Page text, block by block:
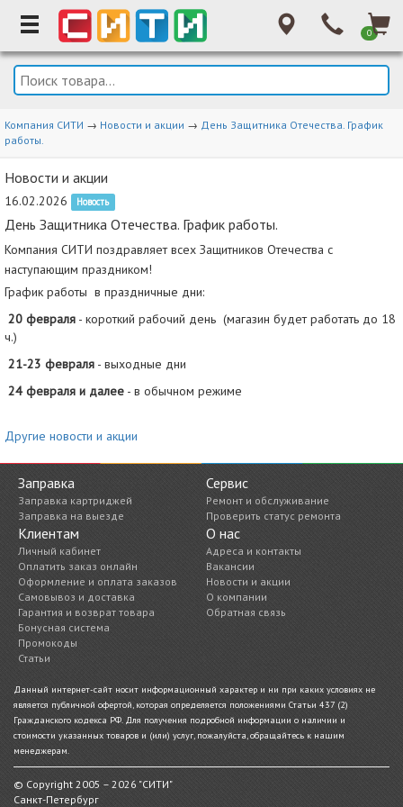
0
Компания СИТИ → Новости и акции → День Защитника Отечества. График
работы.
Новости и акции
16.02.2026 Новость
День Защитника Отечества. График работы.
Компания СИТИ поздравляет всех Защитников Отечества с
наступающим праздником!
График работы в праздничные дни:
20 февраля - короткий рабочий день (магазин будет работать до 18
ч.)
21-23 февраля - выходные дни
24 февраля и далее - в обычном режиме
Другие новости и акции
Заправка
Заправка картриджей
Заправка на выезде
Сервис
Ремонт и обслуживание
Проверить статус ремонта
Клиентам
Личный кабинет
Оплатить заказ онлайн
Оформление и оплата заказов
Самовывоз и доставка
Гарантия и возврат товара
Бонусная система
Промокоды
Статьи
О нас
Адреса и контакты
Вакансии
Новости и акции
О компании
Обратная связь
Данный интернет-сайт носит информационный характер и ни при каких условиях не
является публичной офертой, которая определяется положениями Статьи 437 (2)
Гражданского кодекса РФ. Для получения подробной информации о наличии и
стоимости указанных товаров и (или) услуг, пожалуйста, обращайтесь к нашим
менеджерам.
© Copyright 2005 – 2026 "СИТИ"
Санкт-Петербург